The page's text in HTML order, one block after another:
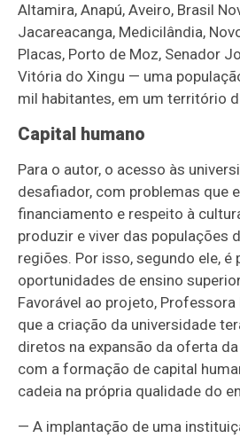
Altamira, Anapú, Aveiro, Brasil
Jacareacanga, Medicilândia,
Placas, Porto de Moz, Senador
Vitória do Xingu — uma
mil habitantes, em um território
Capital humano
Para o autor, o acesso às
desafiador, com problemas que
financiamento e respeito à
produzir e viver das populações
regiões. Por isso, segundo ele, é
oportunidades de ensino
Favorável ao projeto,
que a criação da universidade
diretos na expansão da oferta
com a formação de capital
cadeia na própria qualidade do
— A implantação de uma